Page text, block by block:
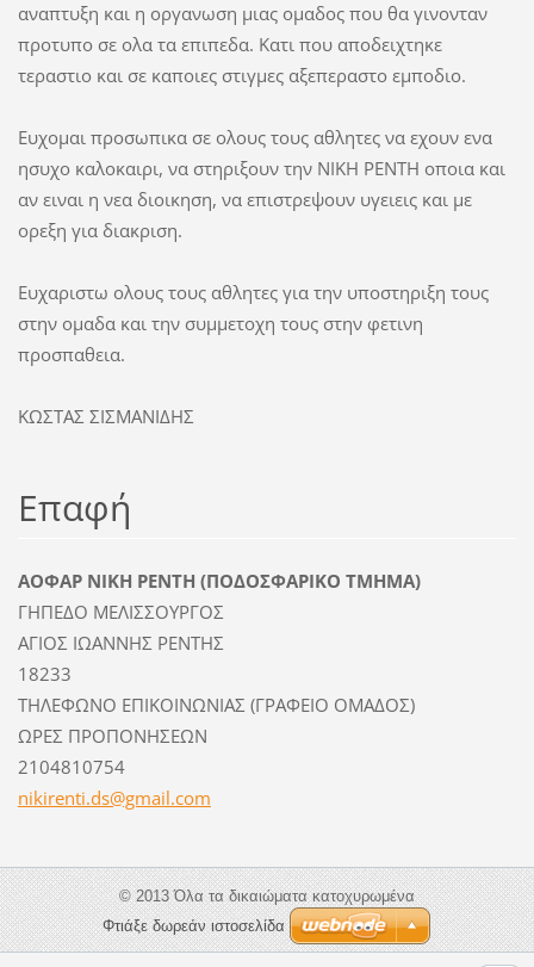
αναπτυξη και η οργανωση μιας ομαδος που θα γινονταν
προτυπο σε ολα τα επιπεδα. Κατι που αποδειχτηκε
τεραστιο και σε καποιες στιγμες αξεπεραστο εμποδιο.
Ευχομαι προσωπικα σε ολους τους αθλητες να εχουν ενα
ησυχο καλοκαιρι, να στηριξουν την ΝΙΚΗ ΡΕΝΤΗ οποια και
αν ειναι η νεα διοικηση, να επιστρεψουν υγειεις και με
ορεξη για διακριση.
Ευχαριστω ολους τους αθλητες για την υποστηριξη τους
στην ομαδα και την συμμετοχη τους στην φετινη
προσπαθεια.
ΚΩΣΤΑΣ ΣΙΣΜΑΝΙΔΗΣ
Επαφή
ΑΟΦΑΡ ΝΙΚΗ ΡΕΝΤΗ (ΠΟΔΟΣΦΑΡΙΚΟ ΤΜΗΜΑ)
ΓΗΠΕΔΟ ΜΕΛΙΣΣΟΥΡΓΟΣ
ΑΓΙΟΣ ΙΩΑΝΝΗΣ ΡΕΝΤΗΣ
18233
ΤΗΛΕΦΩΝΟ ΕΠΙΚΟΙΝΩΝΙΑΣ (ΓΡΑΦΕΙΟ ΟΜΑΔΟΣ)
ΩΡΕΣ ΠΡΟΠΟΝΗΣΕΩΝ
2104810754
nikirenti.ds@gmail.com
© 2013 Όλα τα δικαιώματα κατοχυρωμένα
Φτιάξε δωρεάν ιστοσελίδα